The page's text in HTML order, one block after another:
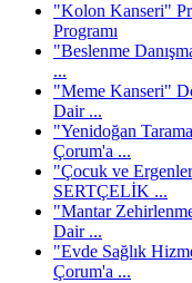
"Kolon Kanseri"
Programı
"Beslenme
...
"Meme Kanseri"
Dair ...
"Yenidoğan
Çorum'a ...
"Çocuk ve
SERTÇELİK ...
"Mantar
Dair ...
"Evde Sağlık
Çorum'a ...